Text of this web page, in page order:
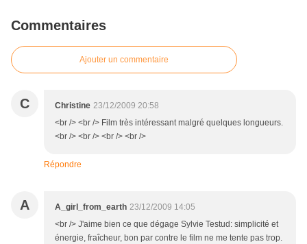
Commentaires
Ajouter un commentaire
C Christine 23/12/2009 20:58
<br /> <br /> Film très intéressant malgré quelques longueurs.
<br /> <br /> <br /> <br />
Répondre
A A_girl_from_earth 23/12/2009 14:05
<br /> J'aime bien ce que dégage Sylvie Testud: simplicité et
énergie, fraîcheur, bon par contre le film ne me tente pas trop.